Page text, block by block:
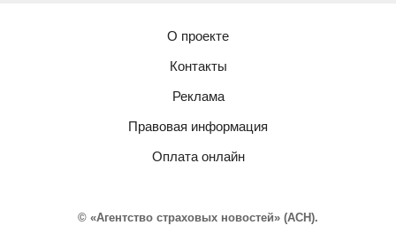
О проекте
Контакты
Реклама
Правовая информация
Оплата онлайн
© «Агентство страховых новостей» (АСН).